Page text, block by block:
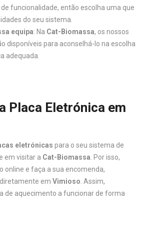
funcionalidade, então escolha uma que
do seu sistema.
equipa: Na Cat-Biomassa, os nossos
disponíveis para aconselhá-lo na escolha
adequada.
Placa Eletrónica em
eletrónicas para o seu sistema de
em visitar a Cat-Biomassa . Por isso,
online e faça a sua encomenda,
em Vimioso . Assim,
de aquecimento a funcionar de forma